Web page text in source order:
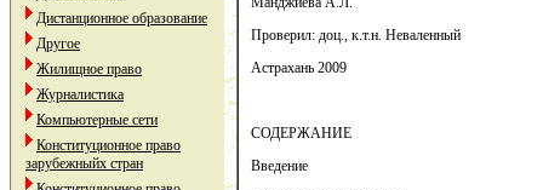
Дистанционное образование
Другое
Жилищное право
Журналистика
Компьютерные сети
Конституционное право
зарубежныйх стран
Проверил: доц., к.т.н. Неваленный
Астрахань 2009
СОДЕРЖАНИЕ
Введение